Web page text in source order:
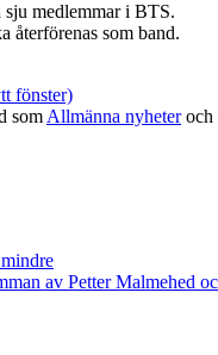
medlemmar i BTS.
återförenas som band.
fönster)
som Allmänna nyheteroch
av Petter Malmehed